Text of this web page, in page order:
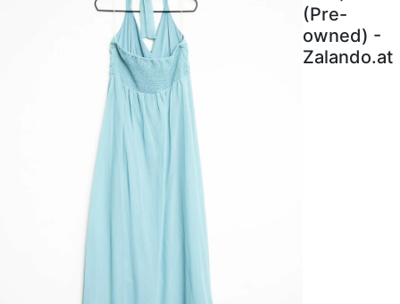
(Pre-
owned) -
Zalando.at